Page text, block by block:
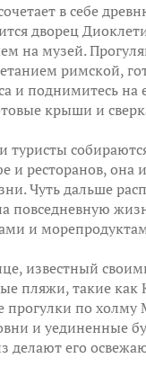
в себе
дворец
музей.
римской,
и поднимитесь
крыши и
ресторанов, она
Чуть дальше
и
известный
пляжи, такие
по холму
и уединенные
делают его